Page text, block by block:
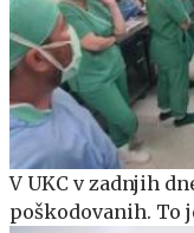
V UKC v zadnjih
poškodovanih. To